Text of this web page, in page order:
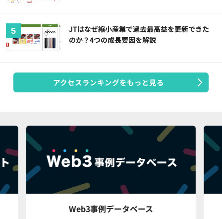
JTはなぜ縮小産業で過去最高益を更新できた
のか？4つの成長要因を解説
アクセスランキングをもっと見る
Web3事例データベース